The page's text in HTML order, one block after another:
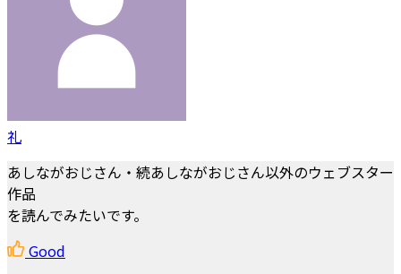
礼
あしながおじさん・続あしながおじさん以外のウェブスター
作品
を読んでみたいです。
Good